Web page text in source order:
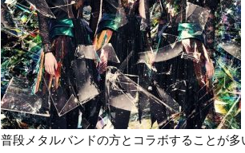
普段メタルバンドの方とコラボすることが